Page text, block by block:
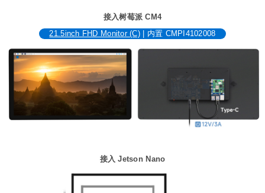
接入树莓派 CM4
21.5inch FHD Monitor (C)| 内置 CMPI4102008
接入 Jetson Nano